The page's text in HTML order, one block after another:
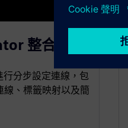
整合
行分步設定連線，包
線、標籤映射以及簡